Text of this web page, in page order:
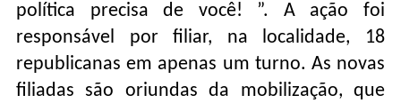
política precisa de você! ”. A ação foi
responsável por filiar, na localidade, 18
republicanas em apenas um turno. As novas
filiadas são oriundas da mobilização, que